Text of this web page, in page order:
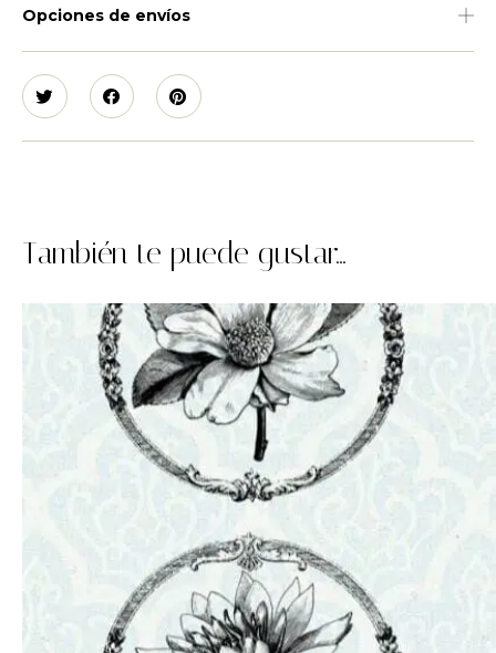
Opciones de envíos
También te puede gustar...